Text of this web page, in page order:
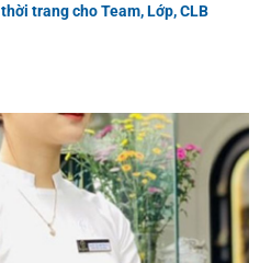
trang cho Team, Lớp, CLB